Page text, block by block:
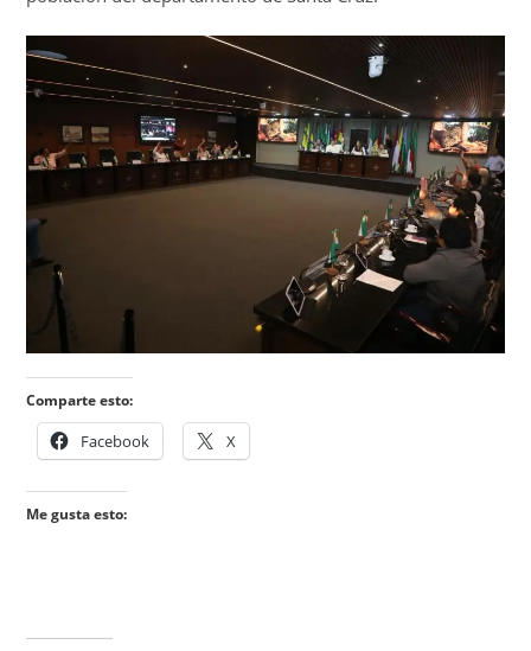
Comparte esto:
Facebook X
Me gusta esto: